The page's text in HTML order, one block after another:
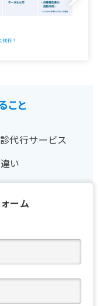
こと
代行サービス
い
ーム